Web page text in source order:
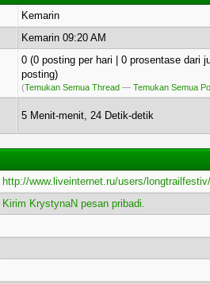
Kemarin
Kemarin 09:20 AM
0 (0 posting per hari | 0 prosentase dari
posting)
(Temukan Semua Thread —Temukan Semua
5 Menit-menit, 24 Detik-detik
http://www.liveinternet.ru/users/
Kirim KrystynaN pesan pribadi.